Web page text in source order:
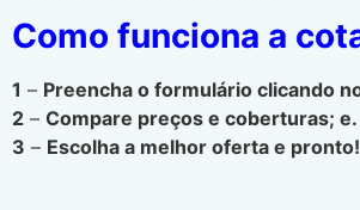
Como funciona a
1 – Preencha o formulário clicando
2 – Compare preços e coberturas; e.
3 – Escolha a melhor oferta e pronto!